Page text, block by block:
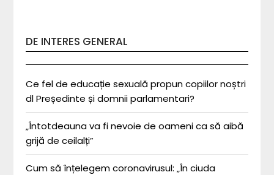
DE INTERES GENERAL
Ce fel de educație sexuală propun copiilor noștri
dl Președinte și domnii parlamentari?
„Întotdeauna va fi nevoie de oameni ca să aibă
grijă de ceilalți”
Cum să înțelegem coronavirusul: „În ciuda